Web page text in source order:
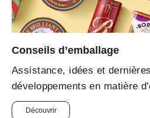
Conseils d’emballage
Assistance, idées et
développements en matière
Découvrir